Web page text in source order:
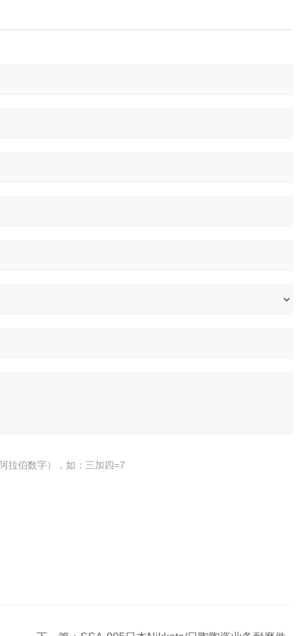
拉伯数字），如：三加四=7